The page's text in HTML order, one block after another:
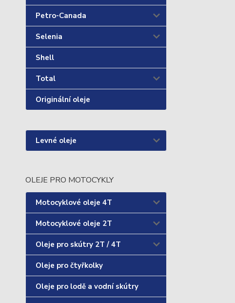
Petro-Canada
Selenia
Shell
Total
Originální oleje
Levné oleje
OLEJE PRO MOTOCYKLY
Motocyklové oleje 4T
Motocyklové oleje 2T
Oleje pro skútry 2T / 4T
Oleje pro čtyřkolky
Oleje pro lodě a vodní skútry